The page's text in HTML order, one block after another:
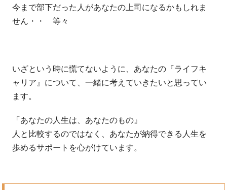
今まで部下だった人があなたの上司になるかもしれま
せん・・ 等々
いざという時に慌てないように、あなたの『ライフキ
ャリア』について、一緒に考えていきたいと思ってい
ます。
「あなたの人生は、あなたのもの』
人と比較するのではなく、あなたが納得できる人生を
歩めるサポートを心がけています。